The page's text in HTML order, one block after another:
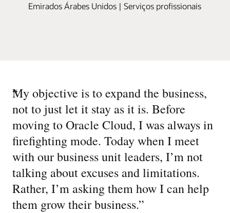
Emirados Árabes Unidos | Serviços profissionais
“
My objective is to expand the business,
not to just let it stay as it is. Before
moving to Oracle Cloud, I was always in
firefighting mode. Today when I meet
with our business unit leaders, I’m not
talking about excuses and limitations.
Rather, I’m asking them how I can help
them grow their business.”